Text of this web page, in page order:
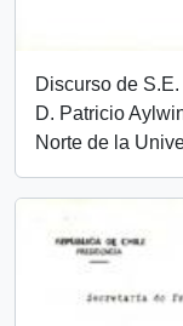
Discurso de
D. Patricio
Norte de la